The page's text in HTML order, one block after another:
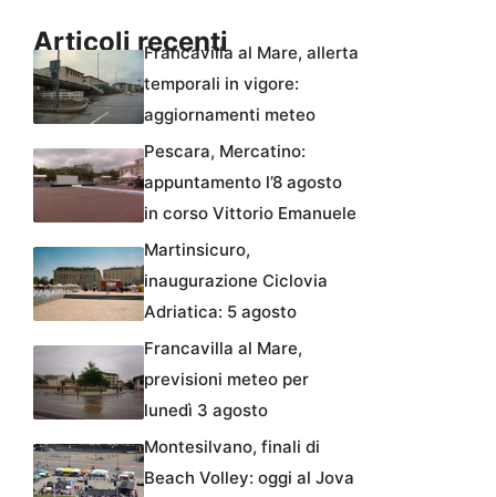
Articoli recentiFrancavilla al Mare, allerta
temporali in vigore:
aggiornamenti meteo
Pescara, Mercatino:
appuntamento l’8 agosto
in corso Vittorio Emanuele
Martinsicuro,
inaugurazione Ciclovia
Adriatica: 5 agosto
Francavilla al Mare,
previsioni meteo per
lunedì 3 agosto
Montesilvano, finali di
Beach Volley: oggi al Jova